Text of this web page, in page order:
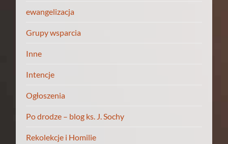
ewangelizacja
Grupy wsparcia
Inne
Intencje
Ogłoszenia
Po drodze – blog ks. J. Sochy
Rekolekcje i Homilie